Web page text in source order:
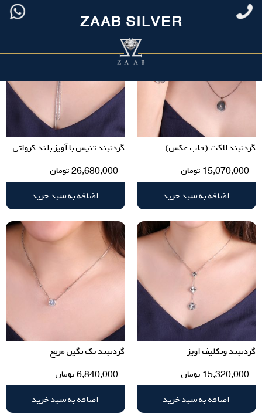
ZAAB SILVER
گردنبند لاکت (قاب عکس)
15,070,000 تومان
اضافه به سبد خرید
گردنبند تنیس با آویز بلند کرواتی
26,680,000تومان
اضافه به سبد خرید
گردنبند ونکلیف اویز
15,320,000 تومان
اضافه به سبد خرید
گردنبند تک نگین مربع
6,840,000تومان
اضافه به سبد خرید